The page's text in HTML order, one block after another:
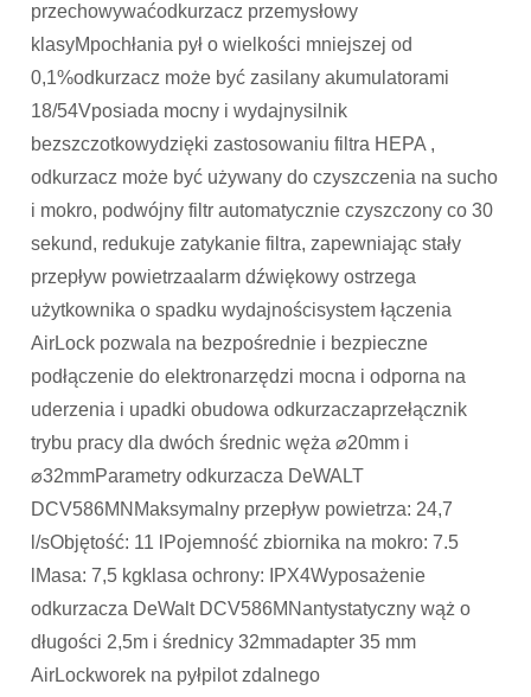
przechowywaćodkurzacz przemysłowy
klasyMpochłania pył o wielkości mniejszej od
0,1%odkurzacz może być zasilany akumulatorami
18/54Vposiada mocny i wydajnysilnik
bezszczotkowydzięki zastosowaniu filtra HEPA ,
odkurzacz może być używany do czyszczenia na sucho
i mokro, podwójny filtr automatycznie czyszczony co 30
sekund, redukuje zatykanie filtra, zapewniając stały
przepływ powietrzaalarm dźwiękowy ostrzega
użytkownika o spadku wydajnościsystem łączenia
AirLock pozwala na bezpośrednie i bezpieczne
podłączenie do elektronarzędzi mocna i odporna na
uderzenia i upadki obudowa odkurzaczaprzełącznik
trybu pracy dla dwóch średnic węża ⌀20mm i
⌀32mmParametry odkurzacza DeWALT
DCV586MNMaksymalny przepływ powietrza: 24,7
l/sObjętość: 11 lPojemność zbiornika na mokro: 7.5
lMasa: 7,5 kgklasa ochrony: IPX4Wyposażenie
odkurzacza DeWalt DCV586MNantystatyczny wąż o
długości 2,5m i średnicy 32mmadapter 35 mm
AirLockworek na pyłpilot zdalnego